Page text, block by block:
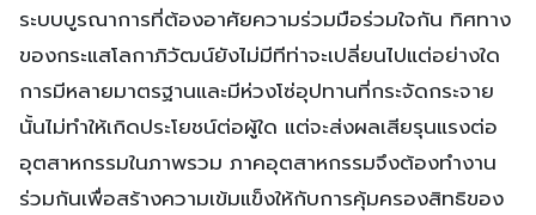
ระบบบูรณาการที่ต้องอาศัยความร่วมมือร่วมใจกัน ทิศทาง
ของกระแสโลกาภิวัฒน์ยังไม่มีทีท่าจะเปลี่ยนไปแต่อย่างใด
การมีหลายมาตรฐานและมีห่วงโซ่อุปทานที่กระจัดกระจาย
นั้นไม่ทำให้เกิดประโยชน์ต่อผู้ใด แต่จะส่งผลเสียรุนแรงต่อ
อุตสาหกรรมในภาพรวม ภาคอุตสาหกรรมจึงต้องทำงาน
ร่วมกันเพื่อสร้างความเข้มแข็งให้กับการคุ้มครองสิทธิของ